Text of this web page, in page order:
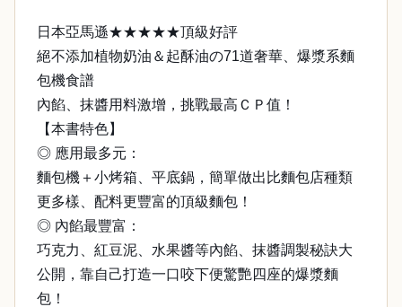
日本亞馬遜★★★★★頂級好評
絕不添加植物奶油＆起酥油の71道奢華、爆漿系麵
包機食譜
內餡、抹醬用料激增，挑戰最高ＣＰ值！
【本書特色】
◎ 應用最多元：
麵包機＋小烤箱、平底鍋，簡單做出比麵包店種類
更多樣、配料更豐富的頂級麵包！
◎ 內餡最豐富：
巧克力、紅豆泥、水果醬等內餡、抹醬調製秘訣大
公開，靠自己打造一口咬下便驚艷四座的爆漿麵
包！